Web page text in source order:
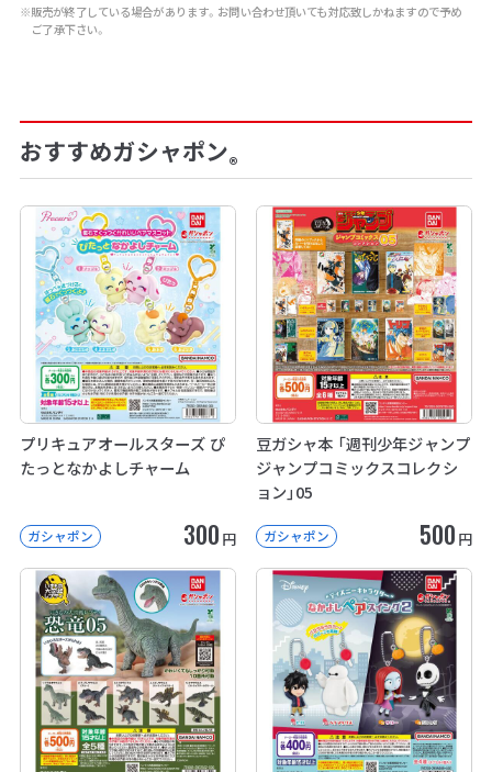
※販売が終了している場合があります。お問い合わせ頂いても対応致しかねますので予め
ご了承下さい。
おすすめガシャポン®
プリキュアオールスターズ ぴ
たっとなかよしチャーム
ガシャポン 300 円
豆ガシャ本 「週刊少年ジャンプ
ジャンプコミックスコレクシ
ョン」05
ガシャポン 500 円